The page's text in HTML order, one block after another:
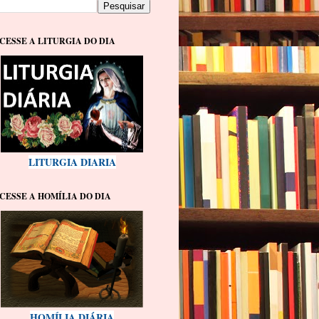
A LITURGIA DO DIA
LITURGIA DIARIA
A HOMÍLIA DO DIA